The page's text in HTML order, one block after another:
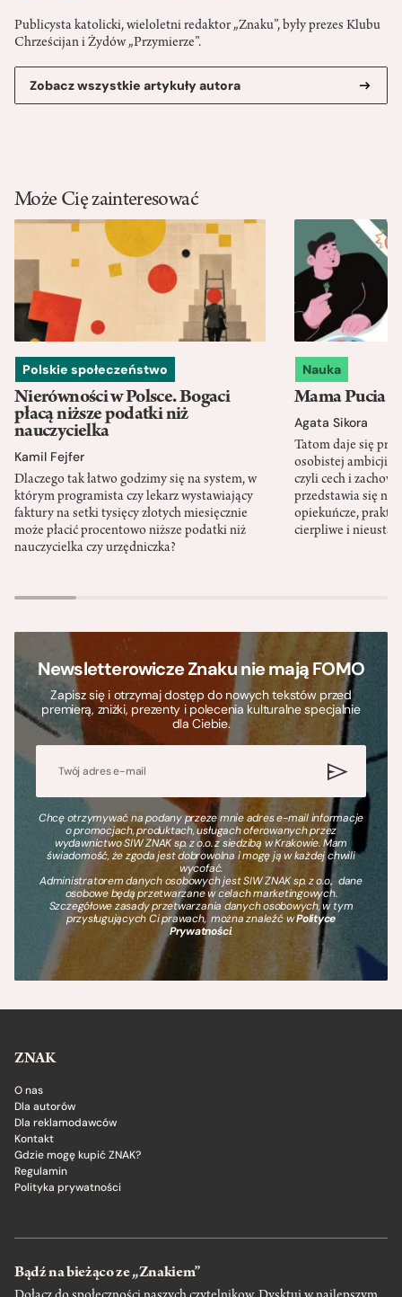
Publicysta katolicki, wieloletni redaktor „Znaku”, były prezes Klubu
Chrześcijan i Żydów „Przymierze”.
Zobacz wszystkie artykuły autora
Może Cię zainteresować
Polskie społeczeństwo
Nierówności w Polsce. Bogaci
płacą niższe podatki niż
nauczycielka
Kamil Fejfer
Dlaczego tak łatwo godzimy się na system, w
którym programista czy lekarz wystawiający
faktury na setki tysięcy złotych miesięcznie
może płacić procentowo niższe podatki niż
nauczycielka czy urzędniczka?
Nauka
Mama Pucia
Agata Sikora
Tatom daje się
osobistej ambicji,
czyli cech i
przedstawia się
opiekuńcze,
cierpliwe i
Newsletterowicze Znaku nie mają FOMO
Zapisz się i otrzymaj dostęp do nowych tekstów przed
premierą, zniżki, prezenty i polecenia kulturalne specjalnie
dla Ciebie.
Chcę otrzymywać na podany przeze mnie adres e-mail informacje
o promocjach, produktach, usługach oferowanych przez
wydawnictwo SIW ZNAK sp. z o.o. z siedzibą w Krakowie. Mam
świadomość, że zgoda jest dobrowolna i mogę ją w każdej chwili
wycofać.
Administratorem danych osobowych jest SIW ZNAK sp. z o.o., dane
osobowe będą przetwarzane w celach marketingowych.
Szczegółowe zasady przetwarzania danych osobowych, w tym
przysługujących Ci prawach, można znaleźć wPolityce
Prywatności.
ZNAK
O nas
Dla autorów
Dla reklamodawców
Kontakt
Gdzie mogę kupić ZNAK?
Regulamin
Polityka prywatności
Bądź na bieżąco ze „Znakiem”